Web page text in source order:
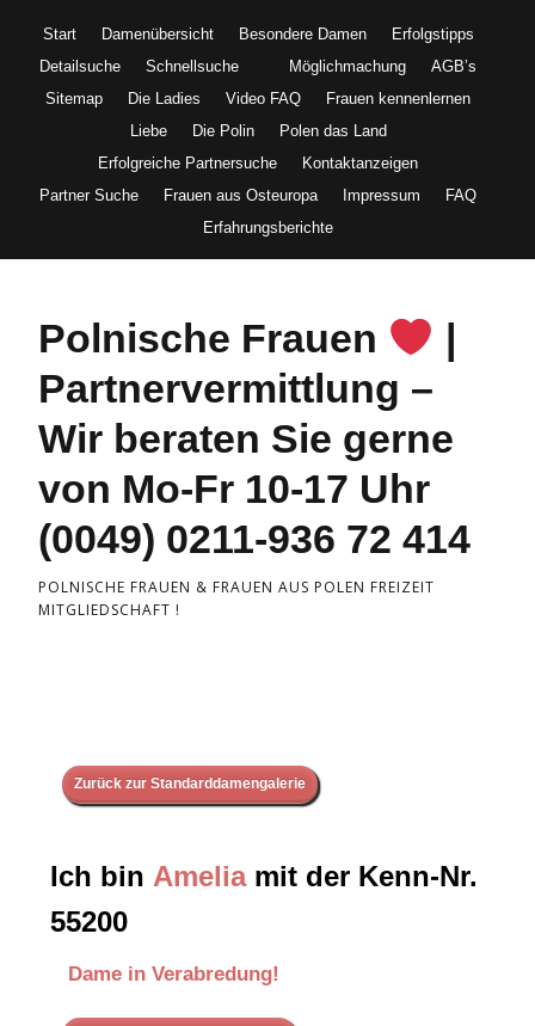
Start Damenübersicht Besondere Damen
Erfolgstipps
Detailsuche
Schnellsuche Möglichmachung
AGB’s
Sitemap
Die Ladies Video FAQ
Frauen kennenlernen
Liebe
Die Polin
Polen das Land
Erfolgreiche Partnersuche
Kontaktanzeigen
Partner Suche
Frauen aus Osteuropa Impressum
FAQ
Erfahrungsberichte
Polnische Frauen
|
Partnervermittlung –
Wir beraten Sie gerne
von Mo-Fr 10-17 Uhr
(0049) 0211-936 72 414
POLNISCHE FRAUEN & FRAUEN AUS POLEN FREIZEIT
MITGLIEDSCHAFT !
Zurück zur Standarddamengalerie
Ich bin Ameliamit der Kenn-Nr.
55200
Dame in Verabredung!